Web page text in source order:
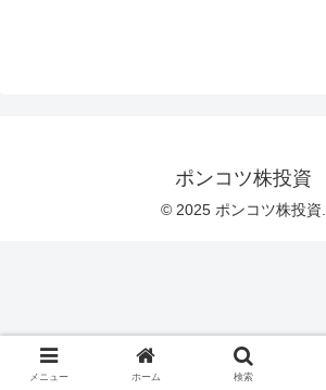
ポンコツ株投資
© 2025 ポンコツ株投資.
メニュー ホーム 検索